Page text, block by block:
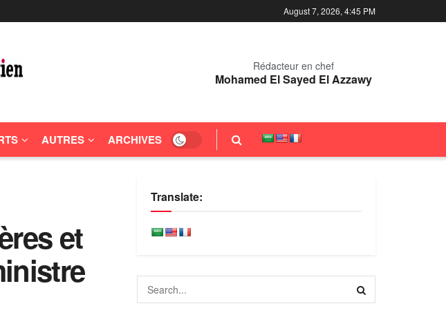
August 7, 2026, 4:45 PM
Rédacteur en chef
Mohamed El Sayed El Azzawy
AUTRES ARCHIVES
et
Translate: